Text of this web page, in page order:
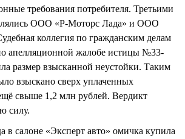
требования потребителя. Третьими
ООО «Р-Моторс Лада» и ООО
коллегия по гражданским делам
апелляционной жалобе истицы №33-
размер взысканной неустойки. Таким
взыскано сверх уплаченных
свыше 1,2 млн рублей. Вердикт
силу.
в салоне «Эксперт авто» омичка купила